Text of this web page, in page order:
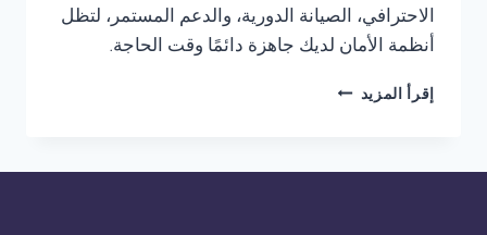
الاحترافي، الصيانة الدورية، والدعم المستمر، لتظل
أنظمة الأمان لديك جاهزة دائمًا وقت الحاجة.
إقرأ المزيد صيانة